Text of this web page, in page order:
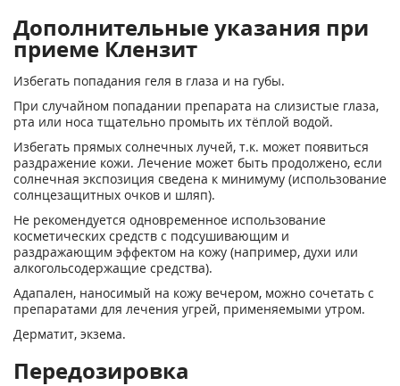
Дополнительные указания при
приеме Клензит
Избегать попадания геля в глаза и на губы.
При случайном попадании препарата на слизистые глаза,
рта или носа тщательно промыть их тёплой водой.
Избегать прямых солнечных лучей, т.к. может появиться
раздражение кожи. Лечение может быть продолжено, если
солнечная экспозиция сведена к минимуму (использование
солнцезащитных очков и шляп).
Не рекомендуется одновременное использование
косметических средств с подсушивающим и
раздражающим эффектом на кожу (например, духи или
алкогольсодержащие средства).
Адапален, наносимый на кожу вечером, можно сочетать с
препаратами для лечения угрей, применяемыми утром.
Дерматит, экзема.
Передозировка